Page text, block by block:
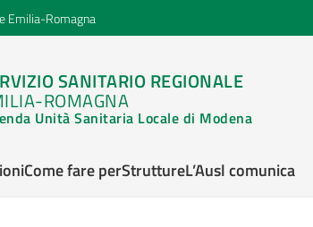
Emilia-Romagna
SANITARIO REGIONALE
ROMAGNA
Unità Sanitaria Locale di Modena
Come fare perStruttureL’Ausl comunica